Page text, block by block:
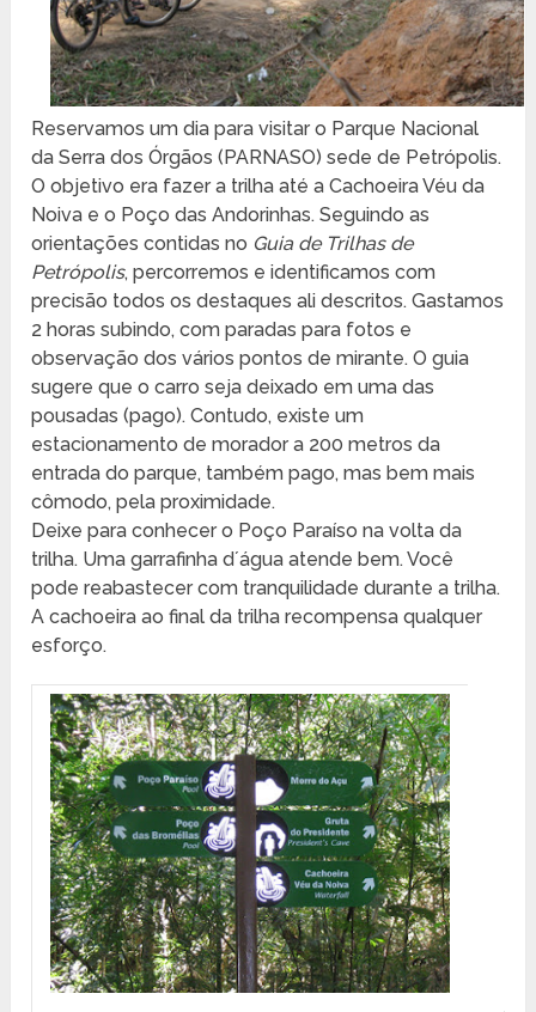
Reservamos um dia para visitar o Parque Nacional
da Serra dos Órgãos (PARNASO) sede de Petrópolis.
O objetivo era fazer a trilha até a Cachoeira Véu da
Noiva e o Poço das Andorinhas. Seguindo as
orientações contidas no Guia de Trilhas de
Petrópolis, percorremos e identificamos com
precisão todos os destaques ali descritos. Gastamos
2 horas subindo, com paradas para fotos e
observação dos vários pontos de mirante. O guia
sugere que o carro seja deixado em uma das
pousadas (pago). Contudo, existe um
estacionamento de morador a 200 metros da
entrada do parque, também pago, mas bem mais
cômodo, pela proximidade.
Deixe para conhecer o Poço Paraíso na volta da
trilha. Uma garrafinha d´água atende bem. Você
pode reabastecer com tranquilidade durante a trilha.
A cachoeira ao final da trilha recompensa qualquer
esforço.